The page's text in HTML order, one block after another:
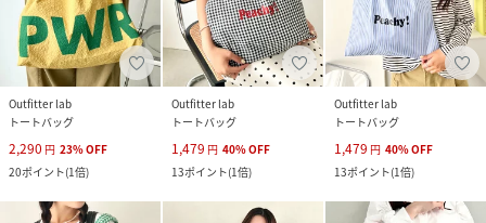
Outfitter lab
トートバッグ
2,290 円 23%OFF
20ポイント(1倍)
Outfitter lab
トートバッグ
1,479 円 40%OFF
13ポイント(1倍)
Outfitter lab
トートバッグ
1,479 円 40%OFF
13ポイント(1倍)